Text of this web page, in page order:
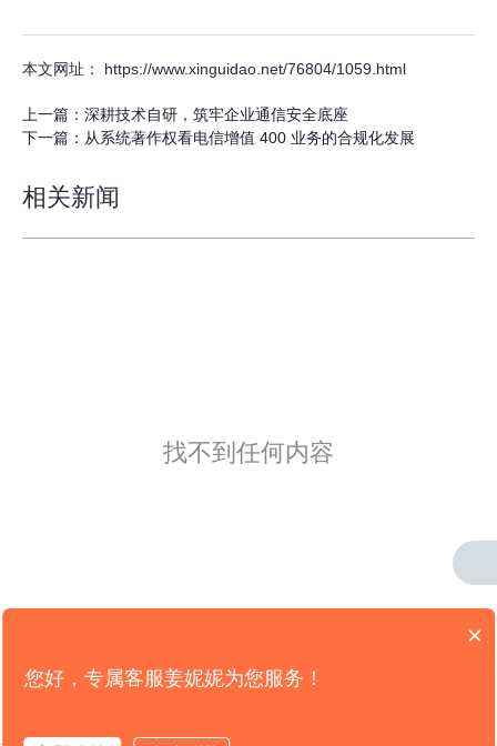
本文网址： https://www.xinguidao.net/76804/1059.html
上一篇： 深耕技术自研，筑牢企业通信安全底座
下一篇： 从系统著作权看电信增值 400 业务的合规化发展
相关新闻
找不到任何内容
版权所有：山东新轨道信息科技限公司
×
您好，专属客服姜妮妮为您服务！